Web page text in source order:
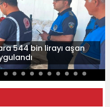
544 bin lirayı aşan